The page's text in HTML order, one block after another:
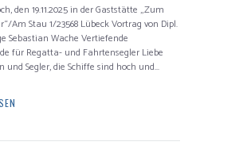
den 19.11.2025 in der Gaststätte „Zum
Am Stau 1/23568 Lübeck Vortrag von Dipl.
Sebastian Wache Vertiefende
für Regatta- und Fahrtensegler Liebe
und Segler, die Schiffe sind hoch und...